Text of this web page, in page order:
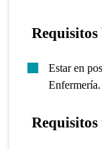
Requisitos
Estar en
Enfermería.
Requisitos